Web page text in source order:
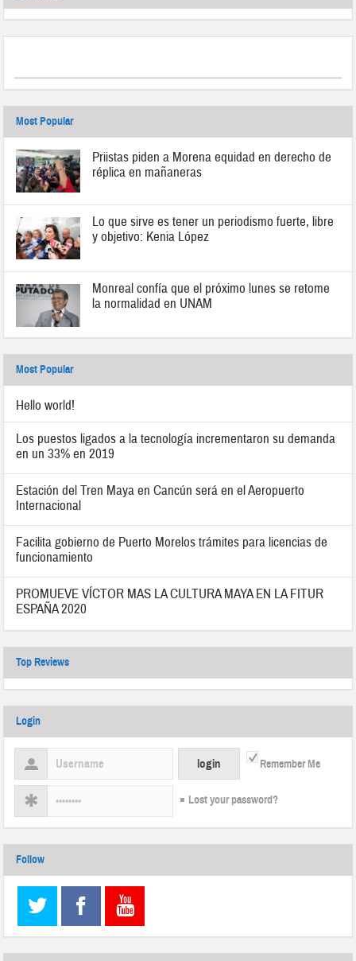
Most Popular
Priistas piden a Morena equidad en derecho de
réplica en mañaneras
Lo que sirve es tener un periodismo fuerte, libre
y objetivo: Kenia López
Monreal confía que el próximo lunes se retome
la normalidad en UNAM
Most Popular
Hello world!
Los puestos ligados a la tecnología incrementaron su demanda
en un 33% en 2019
Estación del Tren Maya en Cancún será en el Aeropuerto
Internacional
Facilita gobierno de Puerto Morelos trámites para licencias de
funcionamiento
PROMUEVE VÍCTOR MAS LA CULTURA MAYA EN LA FITUR
ESPAÑA 2020
Top Reviews
Login
Remember Me
Lost your password?
Follow